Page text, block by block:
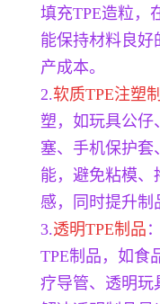
填充TPE造粒，
能保持材料良好
产成本。
2.软质TPE注塑
塑，如玩具公仔
塞、手机保护套
能，避免粘模、
感，同时提升制
3.透明TPE制品
TPE制品，如食
疗导管、透明玩